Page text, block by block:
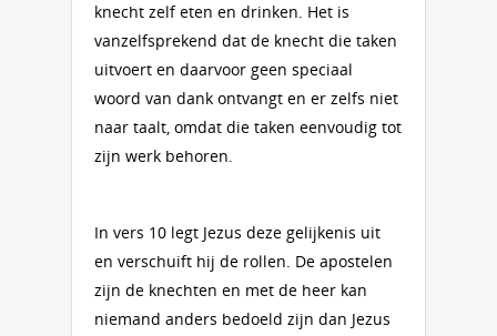
knecht zelf eten en drinken. Het is
vanzelfsprekend dat de knecht die taken
uitvoert en daarvoor geen speciaal
woord van dank ontvangt en er zelfs niet
naar taalt, omdat die taken eenvoudig tot
zijn werk behoren.
In vers 10 legt Jezus deze gelijkenis uit
en verschuift hij de rollen. De apostelen
zijn de knechten en met de heer kan
niemand anders bedoeld zijn dan Jezus